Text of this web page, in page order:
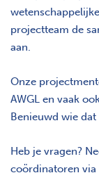
projectteam de
aan.
Onze
AWGL en vaak
Benieuwd wie
Heb je vragen?
coördinatoren via